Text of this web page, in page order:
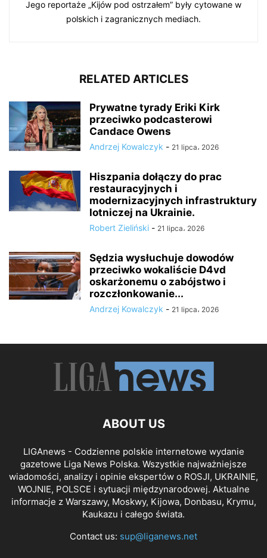
Jego reportaże „Kijów pod ostrzałem” były cytowane w
polskich i zagranicznych mediach.
RELATED ARTICLES
Prywatne tyrady Eriki Kirk
przeciwko podcasterowi
Candace Owens
Andrzej Kowalczyk - 21 lipca، 2026
Hiszpania dołączy do prac
restauracyjnych i
modernizacyjnych infrastruktury
lotniczej na Ukrainie.
Robert Zieliński - 21 lipca، 2026
Sędzia wysłuchuje dowodów
przeciwko wokaliście D4vd
oskarżonemu o zabójstwo i
rozczłonkowanie...
Andrzej Kowalczyk - 21 lipca، 2026
ABOUT US
LIGAnews - Codzienne polskie internetowe wydanie
gazetowe Liga News Polska. Wszystkie najważniejsze
wiadomości, analizy i opinie ekspertów o ROSJI, UKRAINIE,
WOJNIE, POLSCE i sytuacji międzynarodowej. Aktualne
informacje z Warszawy, Moskwy, Kijowa, Donbasu, Krymu,
Kaukazu i całego świata.
Contact us: sup@liganews.net